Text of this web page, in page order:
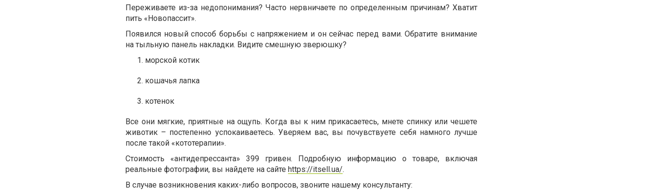
Переживаете из-за недопонимания? Часто нервничаете по определенным причинам? Хватит
пить «Новопассит».
Появился новый способ борьбы с напряжением и он сейчас перед вами. Обратите внимание
на тыльную панель накладки. Видите смешную зверюшку?
морской котик
кошачья лапка
котенок
Все они мягкие, приятные на ощупь. Когда вы к ним прикасаетесь, мнете спинку или чешете
животик – постепенно успокаиваетесь. Уверяем вас, вы почувствуете себя намного лучше
после такой «кототерапии».
Стоимость «антидепрессанта» 399 гривен. Подробную информацию о товаре, включая
реальные фотографии, вы найдете на сайте https://itsell.ua/.
В случае возникновения каких-либо вопросов, звоните нашему консультанту: